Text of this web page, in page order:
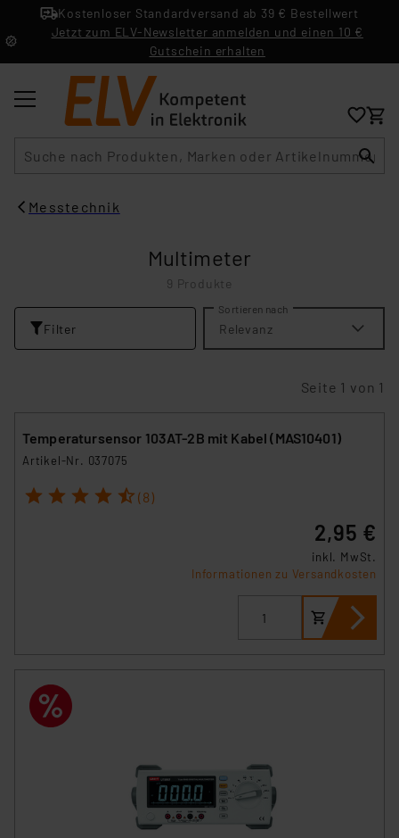
Kostenloser Standardversand ab 39 € Bestellwert
Jetzt zum ELV-Newsletter anmelden und einen 10 €
Gutschein erhalten
Messtechnik
Multimeter
9 Produkte
Filter
Sortieren nach
Relevanz
Seite 1 von 1
Temperatursensor 103AT-2B mit Kabel (MAS10401)
Artikel-Nr. 037075
1 2 3 4 5 (8)
2,95 €
inkl. MwSt.
Informationen zu Versandkosten